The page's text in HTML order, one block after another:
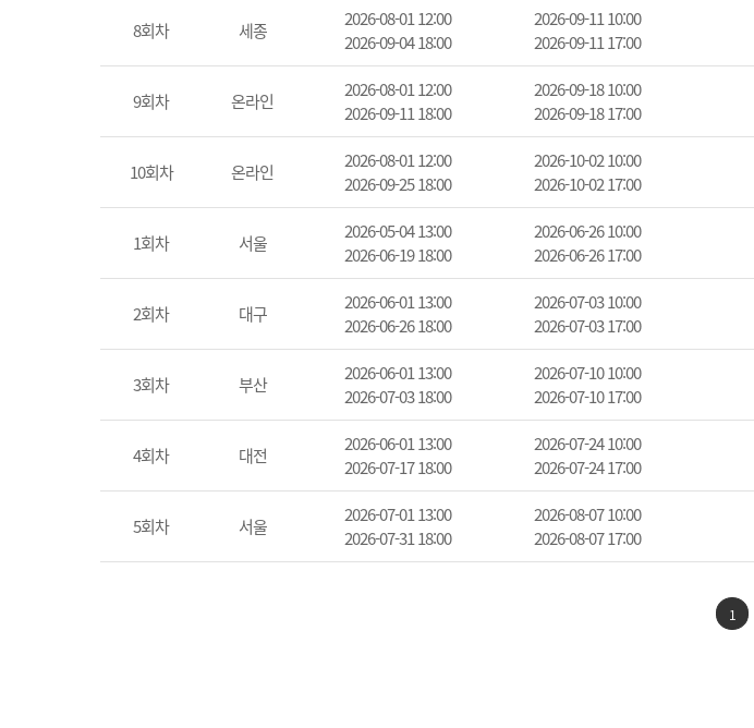
8회차 세종
2026-08-01 12:00
2026-09-04 18:00
2026-09-11 10:00
2026-09-11 17:00
9회차 온라인
2026-08-01 12:00
2026-09-11 18:00
2026-09-18 10:00
2026-09-18 17:00
10회차 온라인
2026-08-01 12:00
2026-09-25 18:00
2026-10-02 10:00
2026-10-02 17:00
1회차 서울
2026-05-04 13:00
2026-06-19 18:00
2026-06-26 10:00
2026-06-26 17:00
2회차 대구
2026-06-01 13:00
2026-06-26 18:00
2026-07-03 10:00
2026-07-03 17:00
3회차 부산
2026-06-01 13:00
2026-07-03 18:00
2026-07-10 10:00
2026-07-10 17:00
4회차 대전
2026-06-01 13:00
2026-07-17 18:00
2026-07-24 10:00
2026-07-24 17:00
5회차 서울
2026-07-01 13:00
2026-07-31 18:00
2026-08-07 10:00
2026-08-07 17:00
1